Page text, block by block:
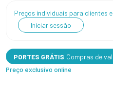
Preços individuais para clientes
Iniciar sessão
PORTES GRÁTIS Compras de
Preço exclusivo online